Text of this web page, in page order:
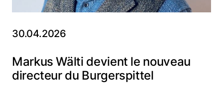
30.04.2026
Markus Wälti devient le nouveau
directeur du Burgerspittel